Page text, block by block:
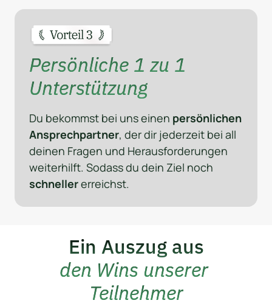
Persönliche 1 zu 1
Unterstützung
Du bekommst bei uns einen persönlichen
Ansprechpartner, der dir jederzeit bei all
deinen Fragen und Herausforderungen
schneller erreichst.
Ein Auszug aus
den Wins unserer
Teilnehmer